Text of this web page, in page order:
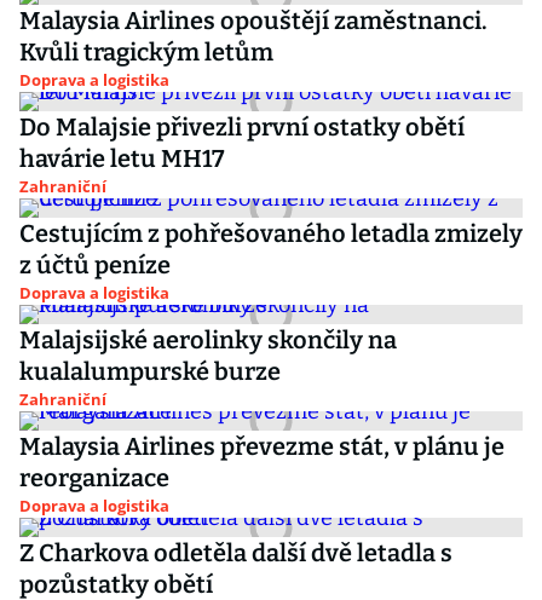
Malaysia Airlines opouštějí zaměstnanci.
Kvůli tragickým letům
Doprava a logistika
Do Malajsie přivezli první ostatky obětí
havárie letu MH17
Zahraniční
Cestujícím z pohřešovaného letadla zmizely
z účtů peníze
Doprava a logistika
Malajsijské aerolinky skončily na
kualalumpurské burze
Zahraniční
Malaysia Airlines převezme stát, v plánu je
reorganizace
Doprava a logistika
Z Charkova odletěla další dvě letadla s
pozůstatky obětí